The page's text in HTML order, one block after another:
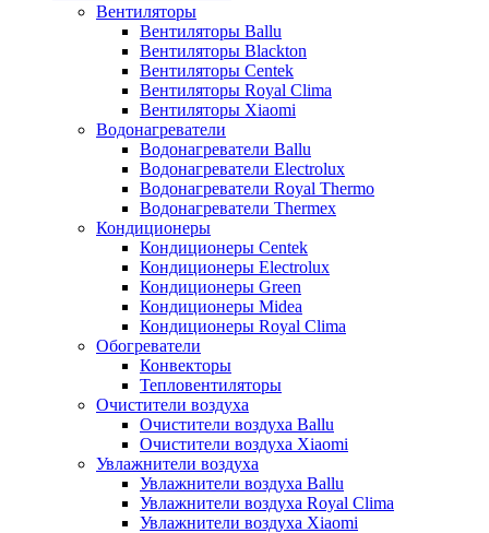
Вентиляторы
Вентиляторы Ballu
Вентиляторы Blackton
Вентиляторы Centek
Вентиляторы Royal Clima
Вентиляторы Xiaomi
Водонагреватели
Водонагреватели Ballu
Водонагреватели Electrolux
Водонагреватели Royal Thermo
Водонагреватели Thermex
Кондиционеры
Кондиционеры Centek
Кондиционеры Electrolux
Кондиционеры Green
Кондиционеры Midea
Кондиционеры Royal Clima
Обогреватели
Конвекторы
Тепловентиляторы
Очистители воздуха
Очистители воздуха Ballu
Очистители воздуха Xiaomi
Увлажнители воздуха
Увлажнители воздуха Ballu
Увлажнители воздуха Royal Clima
Увлажнители воздуха Xiaomi